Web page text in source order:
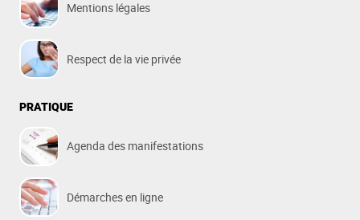
Mentions légales
Respect de la vie privée
PRATIQUE
Agenda des manifestations
Démarches en ligne